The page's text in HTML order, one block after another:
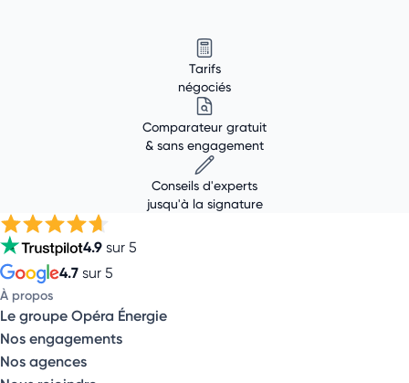
Tarifs
négociés
Comparateur gratuit
& sans engagement
Conseils d'experts
jusqu'à la signature
4.9 sur 5
4.7 sur 5
À propos
Le groupe Opéra Énergie
Nos engagements
Nos agences